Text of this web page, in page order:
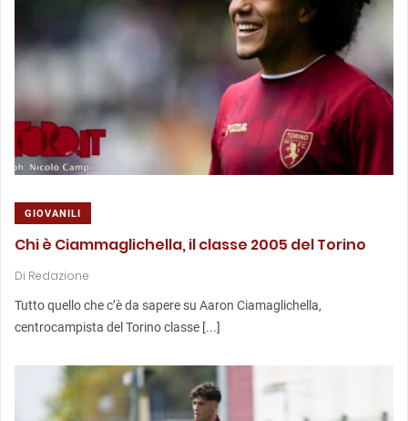
GIOVANILI
Chi è Ciammaglichella, il classe 2005 del Torino
Di Redazione
Tutto quello che c’è da sapere su Aaron Ciamaglichella,
centrocampista del Torino classe [...]